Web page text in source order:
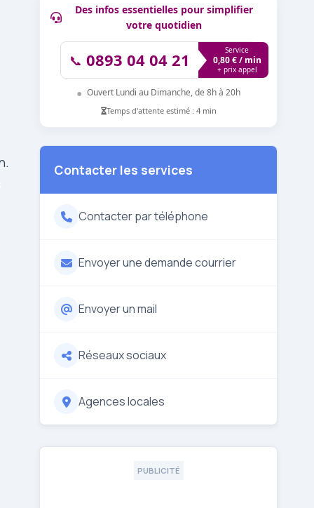
Des infos essentielles pour simplifier
votre quotidien
📞 0893 04 04 21 Service
0,80 € / min
+ prix appel
● Ouvert Lundi au Dimanche, de 8h à 20h
Temps d'attente estimé : 4 min
Contacter les services
Contacter par téléphone
Envoyer une demande courrier
Envoyer un mail
Réseaux sociaux
Agences locales
PUBLICITÉ